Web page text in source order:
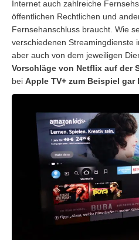
Internet auch zahlreiche
öffentlichen Rechtlichen und
Fernsehanschluss braucht. Wie
verschiedenen Streamingdienste
aber auch von dem jeweiligen
Vorschläge von Netflix auf der
bei Apple TV+ zum Beispiel gar